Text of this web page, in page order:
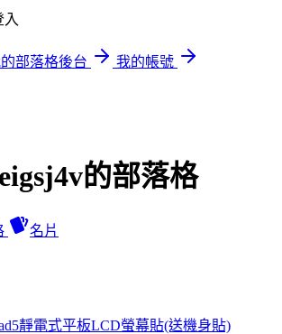
入
部落格後台
我的帳號
的部落格
名片
靜電式平板LCD螢幕貼(送機身貼)